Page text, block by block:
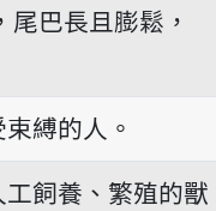
巴長且膨鬆，
縛的人。
飼養、繁殖的獸